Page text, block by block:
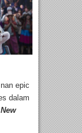
epic
dalam